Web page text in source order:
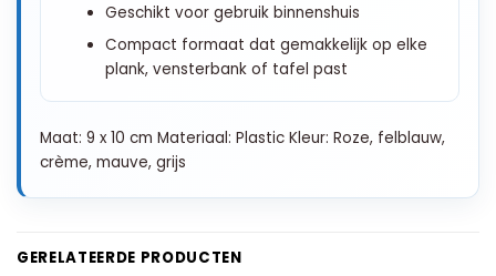
Geschikt voor gebruik binnenshuis
Compact formaat dat gemakkelijk op elke
plank, vensterbank of tafel past
Maat: 9 x 10 cm Materiaal: Plastic Kleur: Roze, felblauw,
crème, mauve, grijs
GERELATEERDE PRODUCTEN